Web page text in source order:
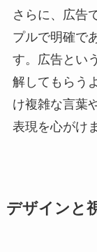
さらに、広告
プルで明確で
す。広告とい
解してもらう
け複雑な言葉
表現を心がけ
デザインと